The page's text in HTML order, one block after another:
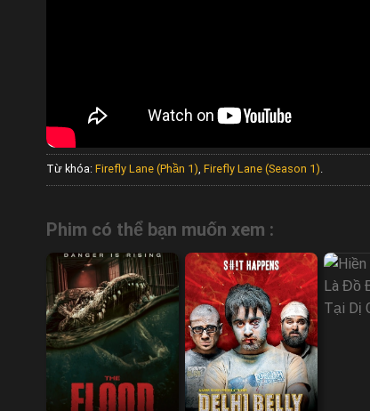
Từ khóa: Firefly Lane (Phần 1) Firefly Lane (Season 1)
Phim có thể bạn muốn xem :